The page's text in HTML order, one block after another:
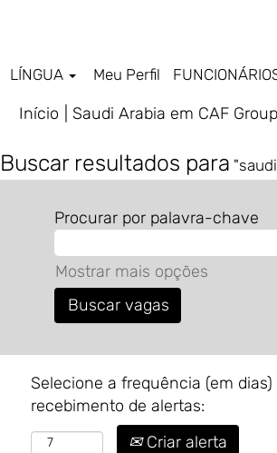
LÍNGUA Meu Perfil
Início Saudi Arabia em CAF Group
Buscar resultados para
Procurar por palavra-chave
Mostrar mais opções
Selecione a frequência (em dias)
recebimento de alertas:
Criar alerta